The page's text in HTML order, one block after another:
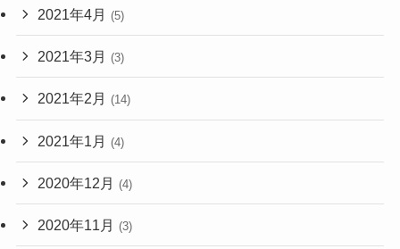
2021年4月 (5)
2021年3月 (3)
2021年2月 (14)
2021年1月 (4)
2020年12月 (4)
2020年11月 (3)